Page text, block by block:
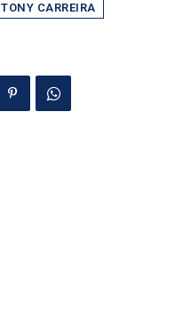
TONY CARREIRA